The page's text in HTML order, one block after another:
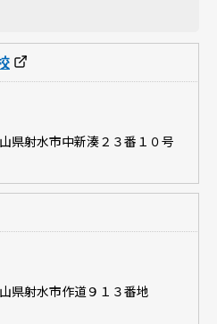
県射水市中新湊２３番１０号
県射水市作道９１３番地